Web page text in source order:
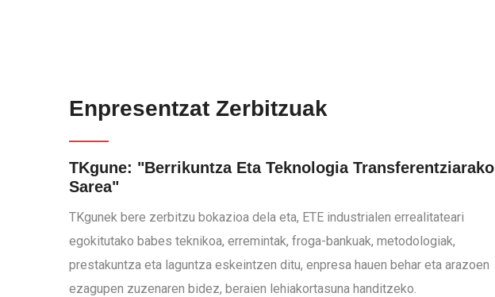
Enpresentzat Zerbitzuak
TKgune: "Berrikuntza Eta Teknologia Transferentziarako
Sarea"
TKgunek bere zerbitzu bokazioa dela eta, ETE industrialen errealitateari
egokitutako babes teknikoa, erremintak, froga-bankuak, metodologiak,
prestakuntza eta laguntza eskeintzen ditu, enpresa hauen behar eta arazoen
ezagupen zuzenaren bidez, beraien lehiakortasuna handitzeko.